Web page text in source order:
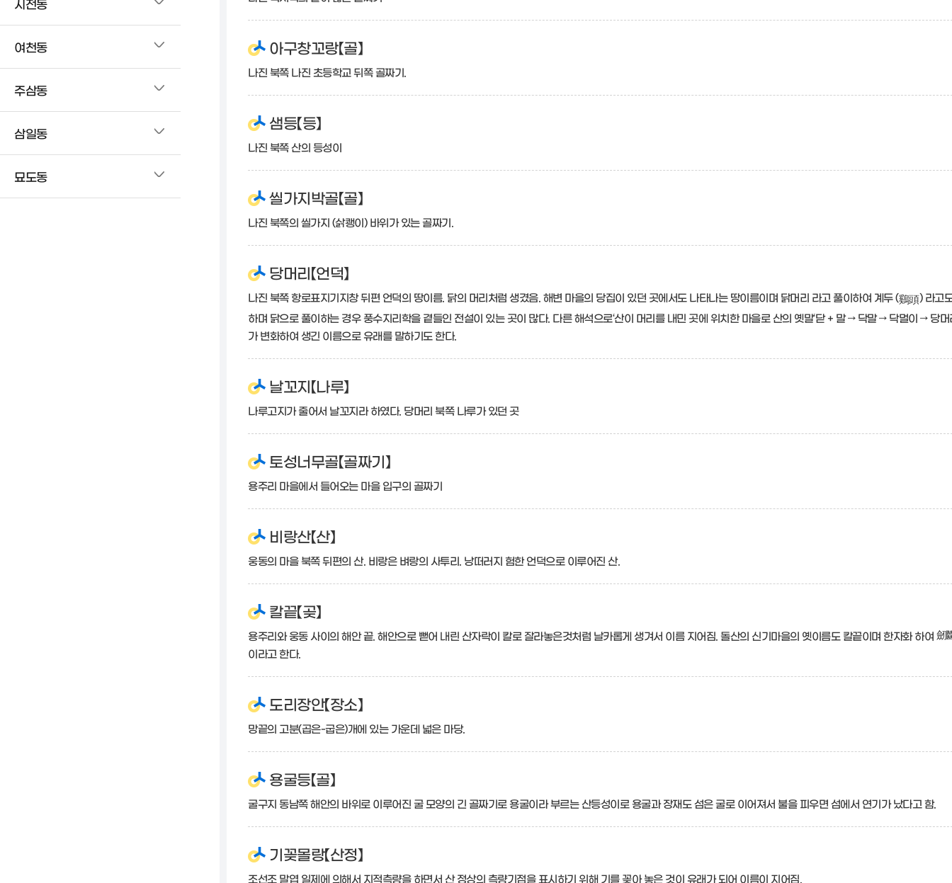
시전동
여천동
주삼동
삼일동
묘도동
아구창꼬랑【골】
나진 북쪽 나진 초등학교 뒤쪽 골짜기.
샘등【등】
나진 북쪽 산의 등성이
씰가지박골【골】
나진 북쪽의 씰가지 (삵쾡이) 바위가 있는 골짜기.
당머리【언덕】
나진 북쪽 항로표지기지창 뒤편 언덕의 땅이름. 닭의 머리처럼 생겼음. 해변 마을의 당집이 있던 곳에서도 나타나는 땅이름이며 닭머리 라고 풀이하여 계두 (鷄頭) 라고
하며 닭으로 풀이하는 경우 풍수지리학을 곁들인 전설이 있는 곳이 많다. 다른 해석으로‘산이 머리를 내민 곳에 위치한 마을로 산의 옛말‘닫 + 말 → 닥말 → 닥멀이 → 당머
가 변화하여 생긴 이름으로 유래를 말하기도 한다.
날꼬지【나루】
나루고지가 줄어서 날꼬지라 하였다. 당머리 북쪽 나루가 있던 곳
토성너무골【골짜기】
용주리 마을에서 들어오는 마을 입구의 골짜기
비랑산【산】
웅동의 마을 북쪽 뒤편의 산. 비랑은 벼랑의 사투리. 낭떠러지 험한 언덕으로 이루어진 산.
칼끝【곶】
용주리와 웅동 사이의 해안 끝. 해안으로 뻗어 내린 산자락이 칼로 잘라놓은것처럼 날카롭게 생겨서 이름 지어짐. 돌산의 신기마을의 옛이름도 칼끝이며 한자화 하여 劒
이라고 한다.
도리장안【장소】
망끝의 고분(곱은-굽은)개에 있는 가운데 넓은 마당.
용굴등【골】
굴구지 동남쪽 해안의 바위로 이루어진 굴 모양의 긴 골짜기로 용굴이라 부르는 산등성이로 용굴과 장재도 섬은 굴로 이어져서 불을 피우면 섬에서 연기가 났다고 함.
기꽂몰랑【산정】
조선조 말엽 일제에 의해서 지적측량을 하면서 산 정상의 측량기점을 표시하기 위해 기를 꽂아 놓은 것이 유래가 되어 이름이 지어짐.